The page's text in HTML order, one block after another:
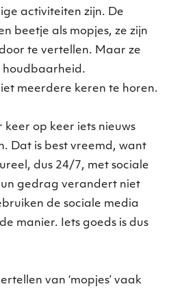
activiteiten zijn. De
beetje als mopjes, ze zijn
te vertellen. Maar ze
houdbaarheid.
meerdere keren te horen.
op keer iets nieuws
Dat is best vreemd, want
dus 24/7, met sociale
gedrag verandert niet
de sociale media
manier. Iets goeds is dus
van ‘mopjes’ vaak